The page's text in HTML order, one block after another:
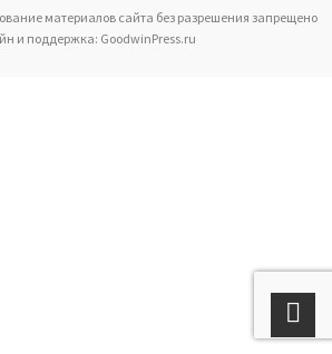
материалов сайта без разрешения запрещено
и поддержка: GoodwinPress.ru